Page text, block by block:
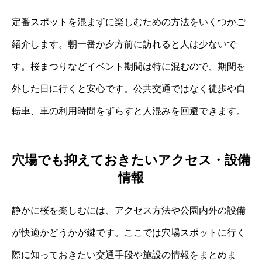
定番スポットを混まずに楽しむための方法をいくつかご
紹介します。朝一番か夕方前に訪れると人は少ないで
す。桜まつりなどイベント期間は特に混むので、期間を
外した日に行くと安心です。公共交通ではなく徒歩や自
転車、車の利用時間をずらすと人混みを回避できます。
穴場でも抑えておきたいアクセス・設備
情報
静かに桜を楽しむには、アクセス方法や公園内外の設備
が快適かどうかが鍵です。ここでは穴場スポットに行く
際に知っておきたい交通手段や施設の情報をまとめま